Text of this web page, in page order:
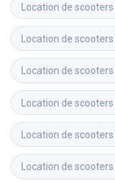
Location de scooters
Location de scooters
Location de scooters
Location de scooters
Location de scooters
Location de scooters